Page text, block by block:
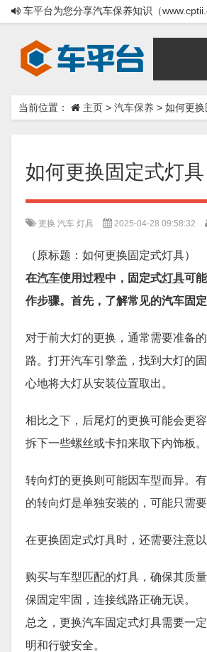
车平台为您分享汽车保养知识（
当前位置： 主页 > 汽车保养 > 如何更
如何更换固定式灯具
更换 汽车 灯具 2025-04-28 09:58:32
（原标题：如何更换固定式灯具）
在汽车使用过程中，固定式灯具可
作步骤。首先，了解常见的汽车固
对于前大灯的更换，通常需要准备
路。打开汽车引擎盖，找到大灯的
心地将大灯从安装位置取出。
相比之下，后尾灯的更换可能会更
拆下一些螺丝或卡扣来取下内饰板
转向灯的更换则可能因车型而异。
的转向灯是单独安装的，可能只需
在更换固定式灯具时，还需要注意以
购买与车型匹配的灯具，确保其质
保固定牢固，连接线路正确无误。
总之，更换汽车固定式灯具需要一
明和行驶安全。